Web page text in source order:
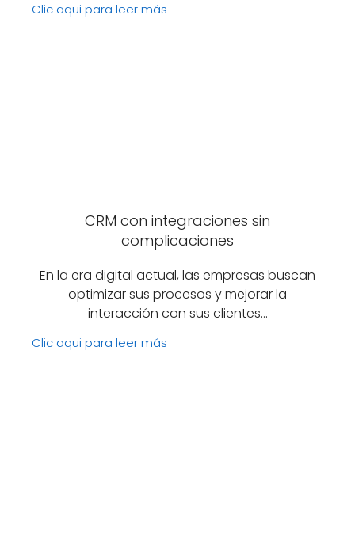
Clic aqui para leer más
CRM con integraciones sin
complicaciones
En la era digital actual, las empresas buscan
optimizar sus procesos y mejorar la
interacción con sus clientes…
Clic aqui para leer más